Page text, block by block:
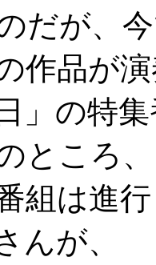
だが、
作品が
」の特
ところ
組は進
んが、